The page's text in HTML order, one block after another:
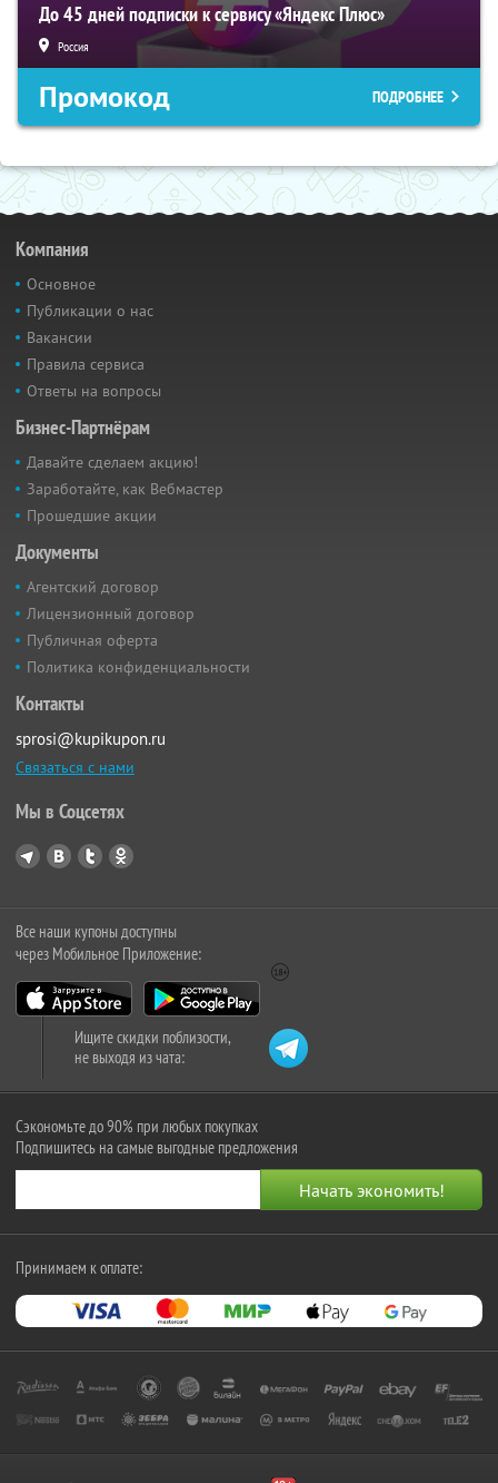
До 45 дней подписки к сервису «Яндекс Плюс»
Россия
Промокод ПОДРОБНЕЕ
Компания
Основное
Публикации о нас
Вакансии
Правила сервиса
Ответы на вопросы
Бизнес-Партнёрам
Давайте сделаем акцию!
Заработайте, как Вебмастер
Прошедшие акции
Документы
Агентский договор
Лицензионный договор
Публичная оферта
Политика конфиденциальности
Контакты
sprosi@kupikupon.ru
Связаться с нами
Мы в Соцсетях
Все наши купоны доступны
через Мобильное Приложение:
Ищите скидки поблизости,
не выходя из чата:
Сэкономьте до 90% при любых покупках
Подпишитесь на самые выгодные предложения
Принимаем к оплате: